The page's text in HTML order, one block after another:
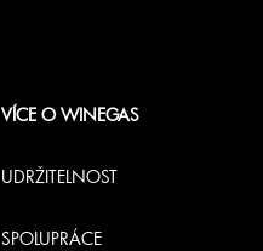
VÍCE O WINEGAS
UDRŽITELNOST
SPOLUPRÁCE